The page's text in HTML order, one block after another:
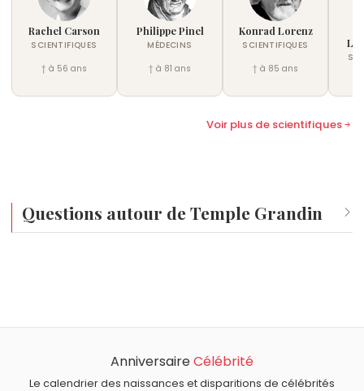
Rachel Carson
SCIENTIFIQUES
† à 56 ans
Philippe Pinel
MÉDECINS
† à 81 ans
Konrad Lorenz
SCIENTIFIQUES
† à 85 ans
Voir plus de scientifiques
Questions autour de Temple Grandin
Jean JouzeletAlain Aspect
1947.
Quels scientifiques sont du signe Vierge comme Temple
Grandin ?
AnniversaireCélébrité
Le calendrier des naissances et disparitions de célébrités